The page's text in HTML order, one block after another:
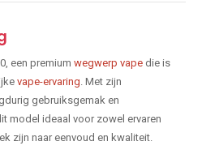
een premium wegwerp vape die is
vape-ervaring . Met zijn
gebruiksgemak en
model ideaal voor zowel ervaren
zijn naar eenvoud en kwaliteit.